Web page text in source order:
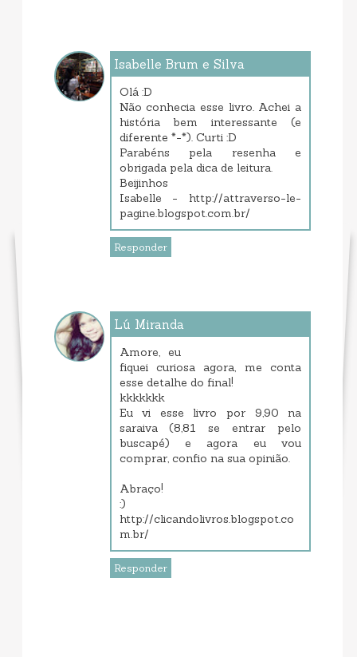
Isabelle Brum e Silva
Olá :D
Não conhecia esse livro. Achei a
história bem interessante (e
diferente *-*). Curti :D
Parabéns pela resenha e
obrigada pela dica de leitura.
Beijinhos
Isabelle - http://attraverso-le-
pagine.blogspot.com.br/
Responder
Lú Miranda
Amore, eu
fiquei curiosa agora, me conta
esse detalhe do final!
kkkkkkk
Eu vi esse livro por 9,90 na
saraiva (8,81 se entrar pelo
buscapé) e agora eu vou
comprar, confio na sua opinião.
Abraço!
:)
http://clicandolivros.blogspot.co
m.br/
Responder